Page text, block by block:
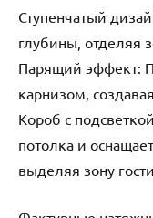
Ступенчатый
глубины, отделяя
Парящий эффект:
карнизом,
Короб с
потолка и
выделяя зону